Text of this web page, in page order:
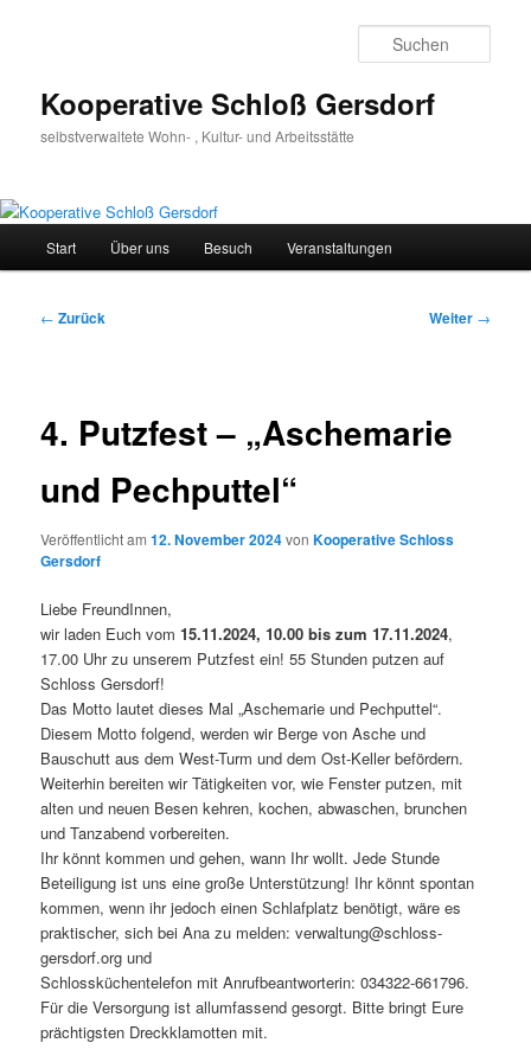
Kooperative Schloß Gersdorf
selbstverwaltete Wohn- , Kultur- und Arbeitsstätte
Start Über uns Besuch Veranstaltungen
Beitragsnavigation
← Zurück Weiter →
4. Putzfest – „Aschemarie
und Pechputtel“
Veröffentlicht am12. November 2024vonKooperative Schloss
Gersdorf
Liebe FreundInnen,
wir laden Euch vom15.11.2024, 10.00 bis zum 17.11.2024,
17.00 Uhr zu unserem Putzfest ein! 55 Stunden putzen auf
Schloss Gersdorf!
Das Motto lautet dieses Mal „Aschemarie und Pechputtel“.
Diesem Motto folgend, werden wir Berge von Asche und
Bauschutt aus dem West-Turm und dem Ost-Keller befördern.
Weiterhin bereiten wir Tätigkeiten vor, wie Fenster putzen, mit
alten und neuen Besen kehren, kochen, abwaschen, brunchen
und Tanzabend vorbereiten.
Ihr könnt kommen und gehen, wann Ihr wollt. Jede Stunde
Beteiligung ist uns eine große Unterstützung! Ihr könnt spontan
kommen, wenn ihr jedoch einen Schlafplatz benötigt, wäre es
praktischer, sich bei Ana zu melden: verwaltung@schloss-
gersdorf.org und
Schlossküchentelefon mit Anrufbeantworterin: 034322-661796.
Für die Versorgung ist allumfassend gesorgt. Bitte bringt Eure
prächtigsten Dreckklamotten mit.